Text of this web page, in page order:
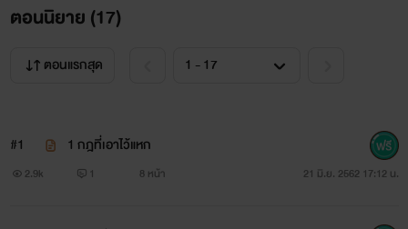
ตอนนิยาย (17)
ตอนแรกสุด
#1 1 กฎที่เอาไว้แหก
2.9k 1 8 หน้า 21 มิ.ย. 2562 17:12 น.